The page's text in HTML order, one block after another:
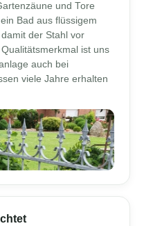
und Tore
Bad aus flüssigem
der Stahl vor
ist uns
auch bei
viele Jahre erhalten